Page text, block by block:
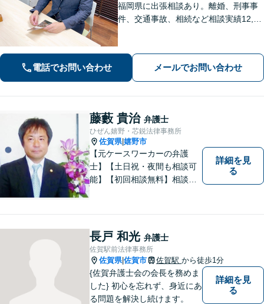
福岡県に出張相談あり。離婚、刑事事
件、交通事故、相続など相談実績12,00
談ください。
電話でお問い合わせ メールでお問い合わせ
藤藪 貴治 弁護士
ひぜん嬉野・芯鋭法律事務所
佐賀県|嬉野市
【元ケースワーカーの弁護
士】【土日祝・夜間も相談可
能】【初回相談無料】相談者
します。相続／離婚・男女問
題／交通事故／債務整理／労
働問題など幅広く対応可能で
す。
詳細を見
る
長戸 和光 弁護士
佐賀駅前法律事務所
佐賀県|佐賀市 佐賀駅 から徒歩1分
{佐賀弁護士会の会長を務めま
した} 初心を忘れず、身近にあ
る問題を解決し続けます。
詳細を見
る